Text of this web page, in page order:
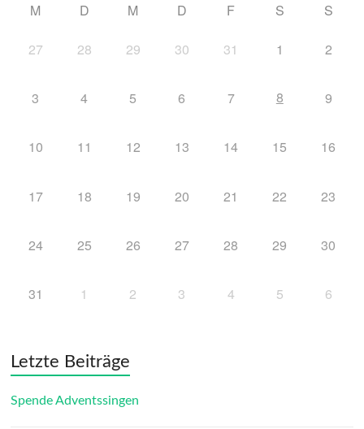
M D M D F S S
27 28 29 30 31 1 2
3 4 5 6 7 8 9
10 11 12 13 14 15 16
17 18 19 20 21 22 23
24 25 26 27 28 29 30
31 1 2 3 4 5 6
Letzte Beiträge
Spende Adventssingen